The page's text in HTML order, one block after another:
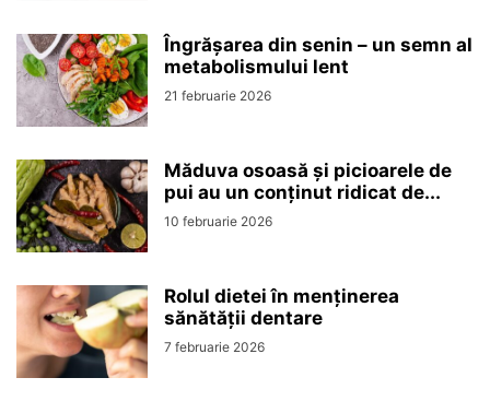
Îngrășarea din senin – un semn al
metabolismului lent
21 februarie 2026
Măduva osoasă și picioarele de
pui au un conținut ridicat de...
10 februarie 2026
Rolul dietei în menținerea
sănătății dentare
7 februarie 2026